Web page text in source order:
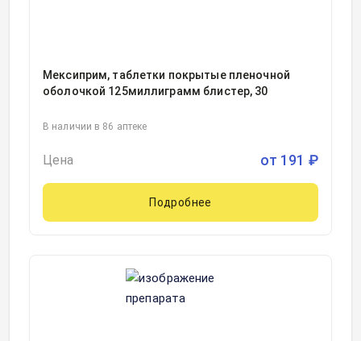
Мексиприм, таблетки покрытые пленочной
оболочкой 125миллиграмм блистер, 30
В наличии в 86 аптеке
Цена от 191 ₽
Подробнее